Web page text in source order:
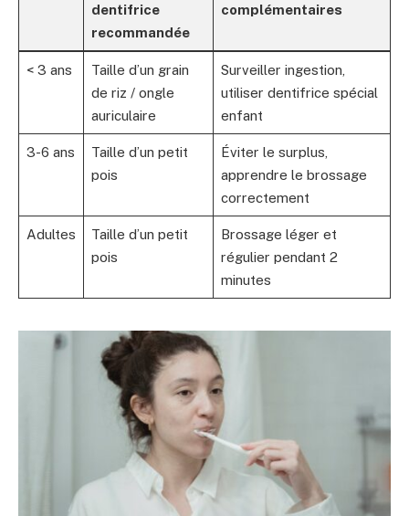
dentifrice
recommandée
complémentaires
< 3 ans
Taille d’un grain
de riz / ongle
auriculaire
Surveiller ingestion,
utiliser dentifrice spécial
enfant
3-6 ans
Taille d’un petit
pois
Éviter le surplus,
apprendre le brossage
correctement
Adultes
Taille d’un petit
pois
Brossage léger et
régulier pendant 2
minutes